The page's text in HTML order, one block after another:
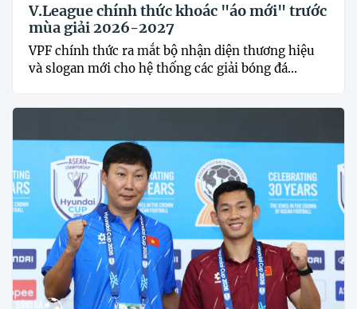
V.League chính thức khoác "áo mới" trước
mùa giải 2026-2027
VPF chính thức ra mắt bộ nhận diện thương hiệu
và slogan mới cho hệ thống các giải bóng đá...